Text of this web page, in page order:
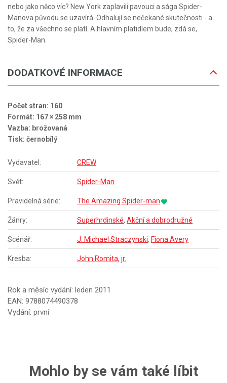
nebo jako něco víc? New York zaplavili pavouci a sága Spider-
Manova původu se uzavírá. Odhalují se nečekané skutečnosti - a
to, že za všechno se platí. A hlavním platidlem bude, zdá se,
Spider-Man.
DODATKOVÉ INFORMACE
Počet stran: 160
Formát: 167 × 258 mm
Vazba: brožovaná
Tisk: černobílý
Vydavatel: CREW
Svět: Spider-Man
Pravidelná série: The Amazing Spider-man
Žánry: Superhrdinské, Akční a dobrodružné
Scénář: J. Michael Straczynski, Fiona Avery
Kresba: John Romita, jr.
Rok a měsíc vydání: leden 2011
EAN: 9788074490378
Vydání: první
Mohlo by se vám také líbit